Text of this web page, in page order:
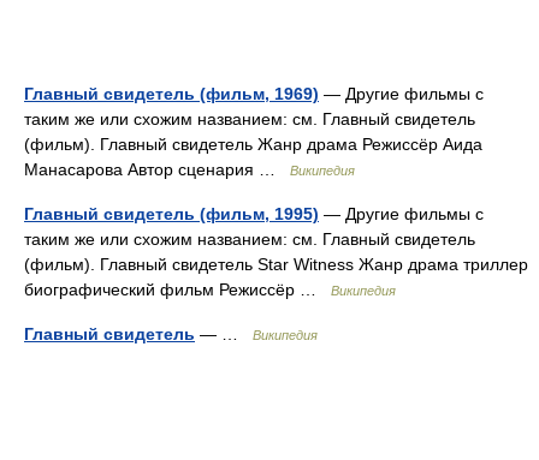
Главный свидетель (фильм, 1969) — Другие фильмы с
таким же или схожим названием: см. Главный свидетель
(фильм). Главный свидетель Жанр драма Режиссёр Аида
Манасарова Автор сценария …
Википедия
Главный свидетель (фильм, 1995) — Другие фильмы с
таким же или схожим названием: см. Главный свидетель
(фильм). Главный свидетель Star Witness Жанр драма триллер
биографический фильм Режиссёр …
Википедия
Главный свидетель — … Википедия